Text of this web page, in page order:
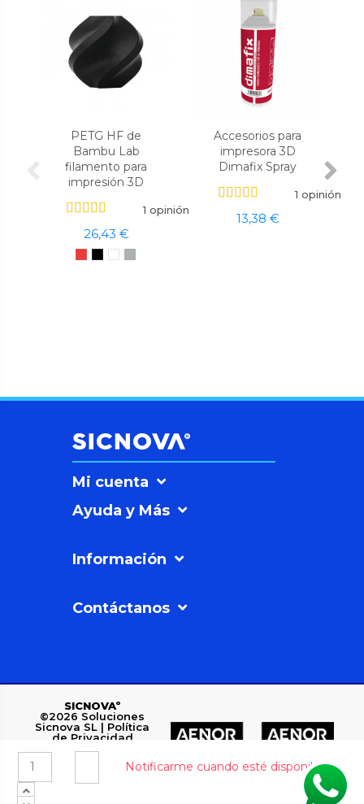
PETG HF de
Bambu Lab
filamento para
impresión 3D
1 opinión
26,43 €
Accesorios para
impresora 3D
Dimafix Spray
1 opinión
13,38 €
Mi cuenta
Ayuda y Más
Información
Contáctanos
SICNOVAº
©2026 Soluciones
Sicnova SL | Política
de Privacidad
Polígono Industrial
Los Rubiales, C/ 3, 7-
12, 23700 Linares,